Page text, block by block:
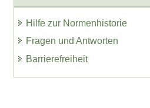
Hilfe zur Normenhistorie
Fragen und Antworten
Barrierefreiheit